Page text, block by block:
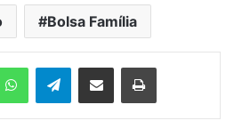
Bolsa Família
WhatsAppTelegramCompartilhar via e-mail Imprimir